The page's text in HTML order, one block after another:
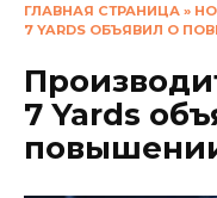
ГЛАВНАЯ СТРАНИЦА »
7 YARDS ОБЪЯВИЛ О
7 Yards